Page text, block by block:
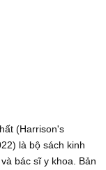
(Harrison's
là bộ sách kinh
bác sĩ y khoa. Bản